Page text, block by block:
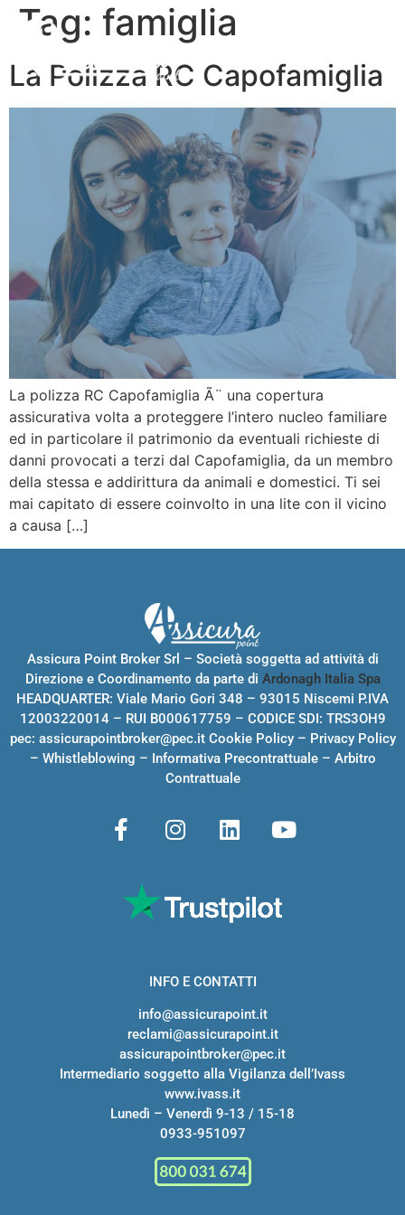
Tag: famiglia
La Polizza RC Capofamiglia
La polizza RC Capofamiglia Ã¨ una copertura
assicurativa volta a proteggere l’intero nucleo familiare
ed in particolare il patrimonio da eventuali richieste di
danni provocati a terzi dal Capofamiglia, da un membro
della stessa e addirittura da animali e domestici. Ti sei
mai capitato di essere coinvolto in una lite con il vicino
a causa […]
Assicura Point Broker Srl – Società soggetta ad attività di
Direzione e Coordinamento da parte di Ardonagh Italia Spa
HEADQUARTER: Viale Mario Gori 348 – 93015 Niscemi P.IVA
12003220014 – RUI B000617759 – CODICE SDI: TRS3OH9
pec: assicurapointbroker@pec.it Cookie Policy– Privacy Policy
– Whistleblowing – Informativa Precontrattuale– Arbitro
Contrattuale
INFO E CONTATTI
info@assicurapoint.it
reclami@assicurapoint.it
assicurapointbroker@pec.it
Intermediario soggetto alla Vigilanza dell’Ivass
www.ivass.it
Lunedì – Venerdì 9-13 / 15-18
0933-951097